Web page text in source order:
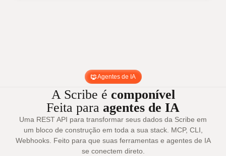
Agentes de IA
A Scribe é componível
Feita para agentes de IA
Uma REST API para transformar seus dados da Scribe em
um bloco de construção em toda a sua stack. MCP, CLI,
Webhooks. Feito para que suas ferramentas e agentes de IA
se conectem direto.